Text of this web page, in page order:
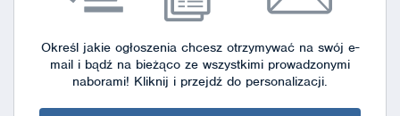
Określ jakie ogłoszenia chcesz otrzymywać na swój e-
mail i bądź na bieżąco ze wszystkimi prowadzonymi
naborami! Kliknij i przejdź do personalizacji.